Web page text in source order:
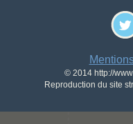
© 2014 http://
Reproduction du site